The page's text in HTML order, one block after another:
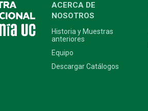
ACERCA DE
NOSOTROS
Historia y Muestras
anteriores
Equipo
Descargar Catálogos